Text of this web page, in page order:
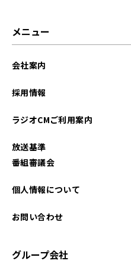
2025年08月
メニュー
会社案内
採用情報
ラジオCMご利用案内
放送基準
番組審議会
個人情報について
お問い合わせ
グループ会社